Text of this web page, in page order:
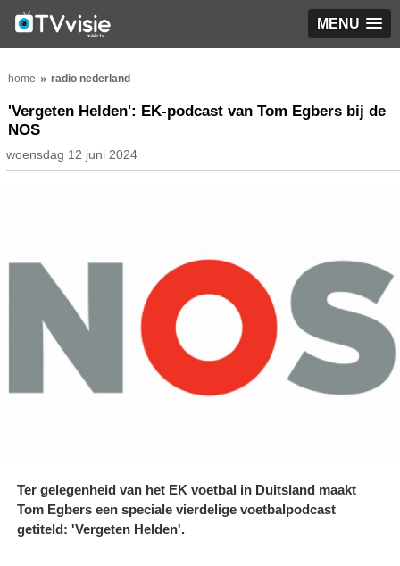
MENU
home radio nederland
'Vergeten Helden': EK-podcast van Tom Egbers bij de
NOS
woensdag 12 juni 2024
Ter gelegenheid van het EK voetbal in Duitsland maakt
Tom Egbers een speciale vierdelige voetbalpodcast
getiteld: 'Vergeten Helden'.